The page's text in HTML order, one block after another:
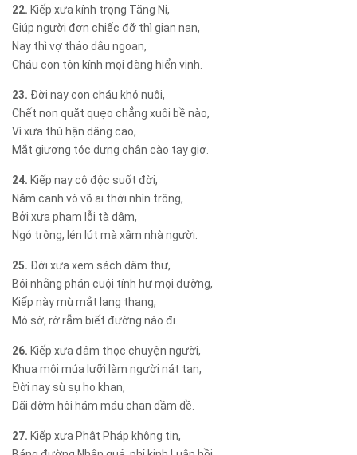
22. Kiếp xưa kính trọng Tăng Ni,
Giúp người đơn chiếc đỡ thì gian nan,
Nay thì vợ thảo dâu ngoan,
Cháu con tôn kính mọi đàng hiển vinh.
23. Đời nay con cháu khó nuôi,
Chết non quặt quẹo chẳng xuôi bề nào,
Vì xưa thù hận dâng cao,
Mắt giương tóc dựng chân cào tay giơ.
24. Kiếp nay cô độc suốt đời,
Năm canh vò võ ai thời nhìn trông,
Bởi xưa phạm lỗi tà dâm,
Ngó trông, lén lút mà xâm nhà người.
25. Đời xưa xem sách dâm thư,
Bói nhằng phán cuội tính hư mọi đường,
Kiếp này mù mắt lang thang,
Mó sờ, rờ rẫm biết đường nào đi.
26. Kiếp xưa đâm thọc chuyện người,
Khua môi múa lưỡi làm người nát tan,
Đời nay sù sụ ho khan,
Dãi đờm hôi hám máu chan dầm dề.
27. Kiếp xưa Phật Pháp không tin,